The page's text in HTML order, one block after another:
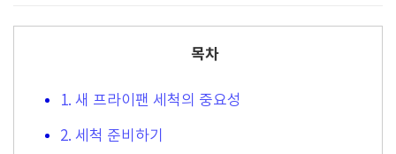
목차
1. 새 프라이팬 세척의 중요성
2. 세척 준비하기